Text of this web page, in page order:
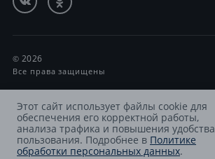
2026
Все права защищены
Принимаем к оплате
Этот сайт использует файлы cookie для
обеспечения его корректной работы,
анализа трафика и повышения удобства
пользования. Подробнее в Политике
обработки персональных данных.